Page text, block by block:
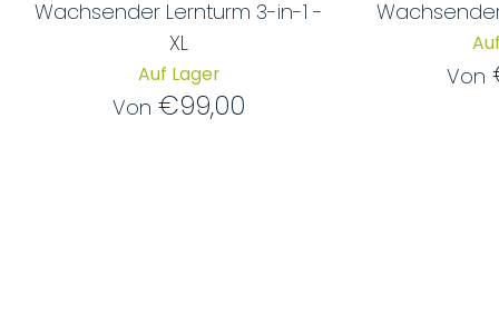
Wachsender Lernturm 3-in-1 -
XL
Auf Lager
Von €99,00
Von